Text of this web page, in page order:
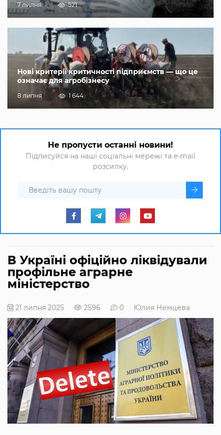
7 липня 521
Нові критерії критичності підприємств — що це
означає для агробізнесу
8 липня 1 644
Не пропусти останні новини!
Підписуйся на наші соціальні мережі та e-mail
розсилку.
В Україні офіційно ліквідували
профільне аграрне
міністерство
21 липня 2025 2596 0 Юлия Немцева